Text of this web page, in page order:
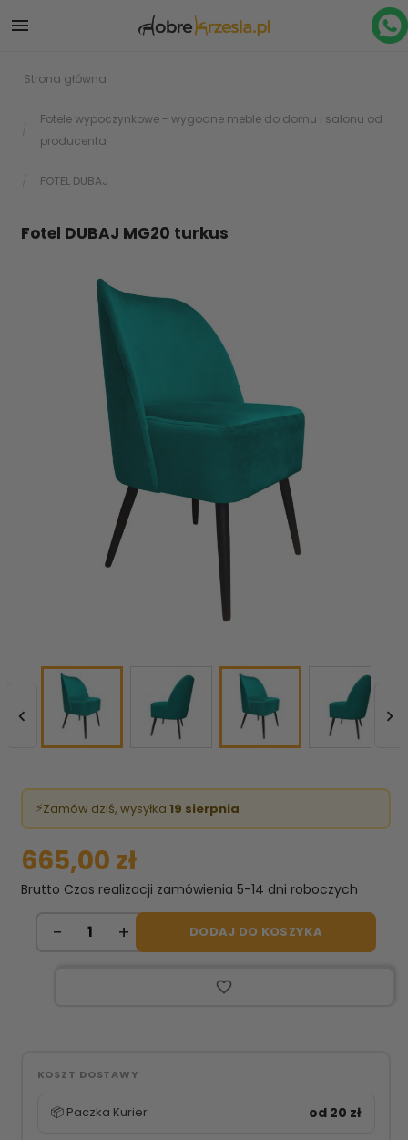

Strona główna
Fotele wypoczynkowe - wygodne meble do domu i salonu od
producenta
FOTEL DUBAJ
Fotel DUBAJ MG20 turkus
 
⚡Zamów dziś, wysyłka 19 sierpnia
665,00 zł
Brutto Czas realizacji zamówienia 5-14 dni roboczych
DODAJ DO KOSZYKA
favorite_border
KOSZT DOSTAWY
📦 Paczka Kurier od 20 zł